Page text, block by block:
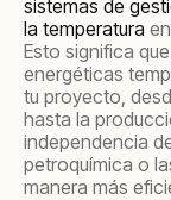
sistemas de
la temperatura
Esto significa
energéticas
tu proyecto,
hasta la
independencia
petroquímica o
manera más